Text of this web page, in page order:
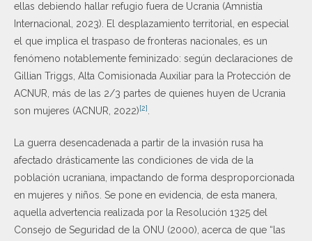
ellas debiendo hallar refugio fuera de Ucrania (Amnistía
Internacional, 2023). El desplazamiento territorial, en especial
el que implica el traspaso de fronteras nacionales, es un
fenómeno notablemente feminizado: según declaraciones de
Gillian Triggs, Alta Comisionada Auxiliar para la Protección de
ACNUR, más de las 2/3 partes de quienes huyen de Ucrania
son mujeres (ACNUR, 2022)[2].
La guerra desencadenada a partir de la invasión rusa ha
afectado drásticamente las condiciones de vida de la
población ucraniana, impactando de forma desproporcionada
en mujeres y niños. Se pone en evidencia, de esta manera,
aquella advertencia realizada por la Resolución 1325 del
Consejo de Seguridad de la ONU (2000), acerca de que “las